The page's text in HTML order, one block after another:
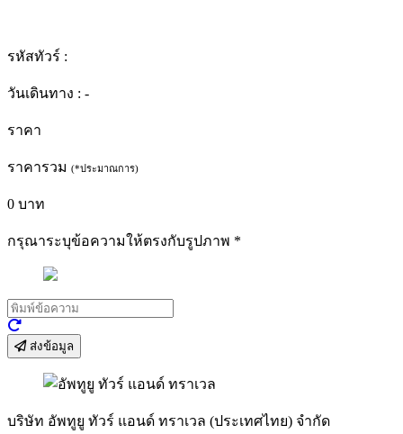
รหัสทัวร์ :
วันเดินทาง : -
ราคา
ราคารวม (*ประมาณการ)
0 บาท
กรุณาระบุข้อความให้ตรงกับรูปภาพ *
ส่งข้อมูล
บริษัท อัพทูยู ทัวร์ แอนด์ ทราเวล (ประเทศไทย) จำกัด